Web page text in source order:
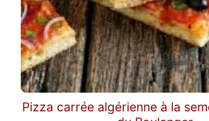
Pizza carrée algérienne à la